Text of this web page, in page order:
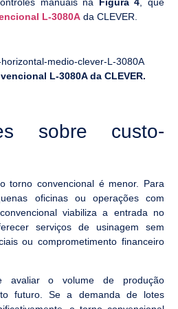
L-3080A da CLEVER.
L-3080A da CLEVER.
sobre custo-
torno convencional é menor. Para
oficinas ou operações com
viabiliza a entrada no
serviços de usinagem sem
ou comprometimento financeiro
avaliar o volume de produção
futuro. Se a demanda de lotes